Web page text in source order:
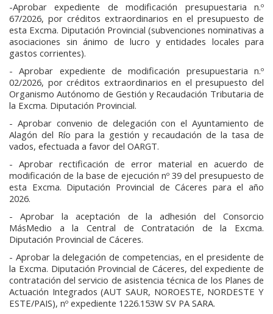
-Aprobar expediente de modificación presupuestaria n.º
67/2026, por créditos extraordinarios en el presupuesto de
esta Excma. Diputación Provincial (subvenciones nominativas a
asociaciones sin ánimo de lucro y entidades locales para
gastos corrientes).
- Aprobar expediente de modificación presupuestaria n.º
02/2026, por créditos extraordinarios en el presupuesto del
Organismo Autónomo de Gestión y Recaudación Tributaria de
la Excma. Diputación Provincial.
- Aprobar convenio de delegación con el Ayuntamiento de
Alagón del Río para la gestión y recaudación de la tasa de
vados, efectuada a favor del OARGT.
- Aprobar rectificación de error material en acuerdo de
modificación de la base de ejecución nº 39 del presupuesto de
esta Excma. Diputación Provincial de Cáceres para el año
2026.
- Aprobar la aceptación de la adhesión del Consorcio
MásMedio a la Central de Contratación de la Excma.
Diputación Provincial de Cáceres.
- Aprobar la delegación de competencias, en el presidente de
la Excma. Diputación Provincial de Cáceres, del expediente de
contratación del servicio de asistencia técnica de los Planes de
Actuación Integrados (AUT SAUR, NOROESTE, NORDESTE Y
ESTE/PAIS), nº expediente 1226.153W SV PA SARA.